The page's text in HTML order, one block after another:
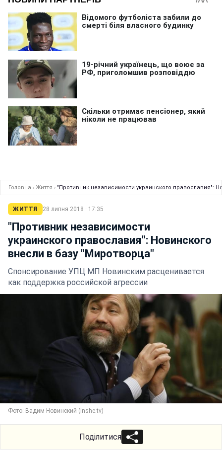
Головна › Життя › "Противник независимости украинского православия":
ЖИТТЯ 28 липня 2018 · 17:35
"Противник независимости
украинского православия": Новинского
внесли в базу "Миротворца"
Спонсирование УПЦ МП Новинским расценивается
как поддержка российской агрессии
Фото: Вадим Новинский (inshe.tv)
Поділитися